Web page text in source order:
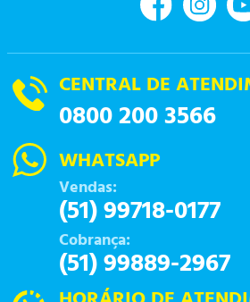
CENTRAL DE
0800 200 3566
WHATSAPP
Vendas:
(51) 99718-0177
Cobrança:
(51) 99889-2967